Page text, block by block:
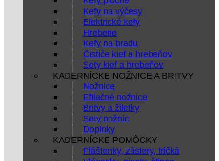
Kefy na výčesy
Elektrické kefy
Hrebene
Kefy na bradu
Čističe kief a hrebeňov
Sety kief a hrebeňov
KADERNÍCKE NOŽNICE A BRITVY
Nožnice
Efilačné nožnice
Britvy a žiletky
Sety nožníc
Doplnky
KADERNÍCKE POMÔCKY
Pláštenky, zástery, tričká